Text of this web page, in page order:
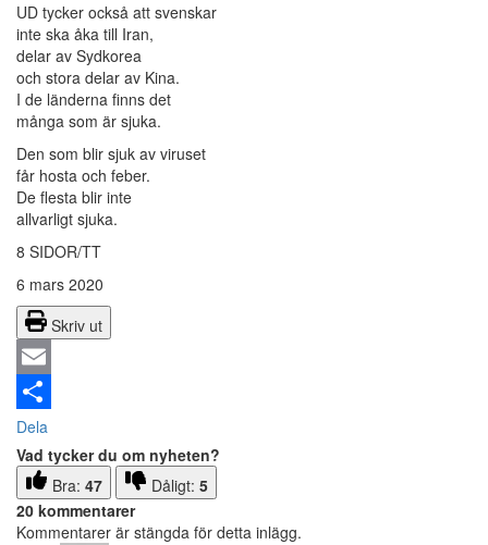
UD tycker också att svenskar
inte ska åka till Iran,
delar av Sydkorea
och stora delar av Kina.
I de länderna finns det
många som är sjuka.
Den som blir sjuk av viruset
får hosta och feber.
De flesta blir inte
allvarligt sjuka.
8 SIDOR/TT
6 mars 2020
Skriv ut
Email
Dela
Vad tycker du om nyheten?
Bra: 47 Dåligt: 5
20 kommentarer
Kommentarer är stängda för detta inlägg.